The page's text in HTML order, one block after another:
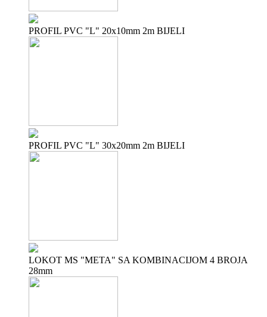
PROFIL PVC "L" 20x10mm 2m BIJELI
PROFIL PVC "L" 30x20mm 2m BIJELI
LOKOT MS "META" SA KOMBINACIJOM 4 BROJA
28mm